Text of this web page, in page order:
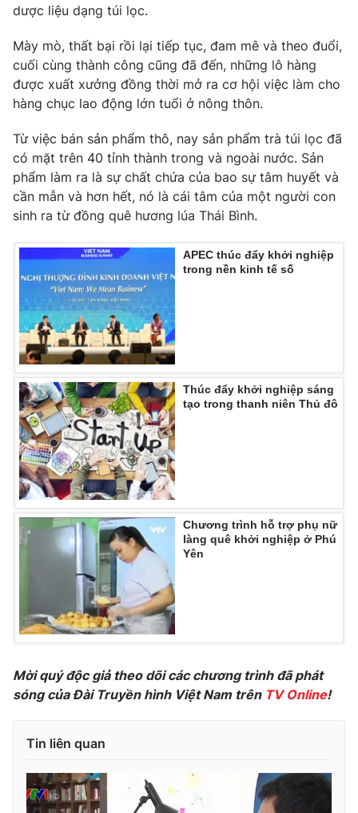
Tư vấn
Chuyên mục khác
Emagazine Podcast
Video Shorts video
VTV Money VTV Thể thao
VTV Sức khoẻ Bất động sản
Thị trường 24h Tấm lòng Việt
VTV4 Vươn mình bằng AI
VTV9 VTV8
Liên hệ tòa soạn English
THỜI BÁO VTV
Theo dõi báo trên
Cơ quan báo chí:Thời báo VTV
Giấy phép hoạt động báo in và báo điện tử số 483/GP-BTTTT
Tổng Biên tập:Vũ Thanh Thủy
Nguyễn Trọng Ninh
Tổng đài VTV: 024.38 355 931 - 024.38 355 932
dược liệu dạng túi lọc.
Mày mò, thất bại rồi lại tiếp tục, đam mê và theo đuổi,
cuối cùng thành công cũng đã đến, những lô hàng
được xuất xưởng đồng thời mở ra cơ hội việc làm cho
hàng chục lao động lớn tuổi ở nông thôn.
Từ việc bán sản phẩm thô, nay sản phẩm trà túi lọc đã
có mặt trên 40 tỉnh thành trong và ngoài nước. Sản
phẩm làm ra là sự chất chứa của bao sự tâm huyết và
cần mẫn và hơn hết, nó là cái tâm của một người con
sinh ra từ đồng quê hương lúa Thái Bình.
APEC thúc đẩy khởi nghiệp
trong nền kinh tế số
Thúc đẩy khởi nghiệp sáng
tạo trong thanh niên Thủ đô
Chương trình hỗ trợ phụ nữ
làng quê khởi nghiệp ở Phú
Yên
Mời quý độc giả theo dõi các chương trình đã phát
sóng của Đài Truyền hình Việt Nam trên TV Online!
Tin liên quan